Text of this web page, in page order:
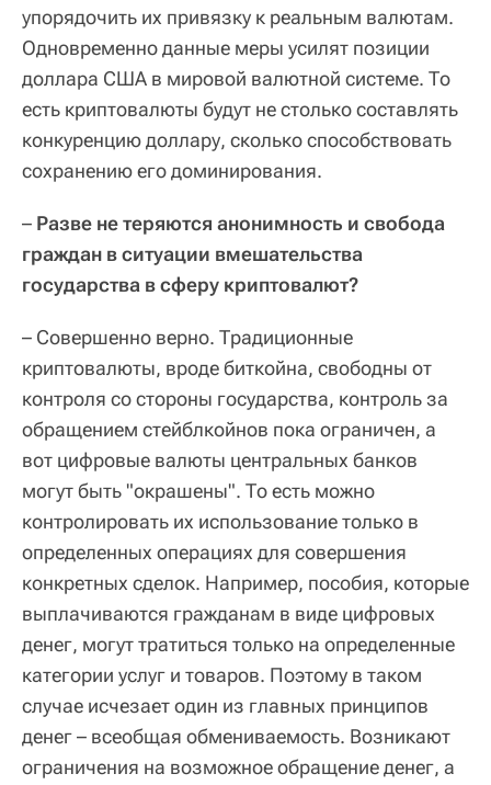
упорядочить их привязку к реальным валютам.
Одновременно данные меры усилят позиции
доллара США в мировой валютной системе. То
есть криптовалюты будут не столько составлять
конкуренцию доллару, сколько способствовать
сохранению его доминирования.
– Разве не теряются анонимность и свобода
граждан в ситуации вмешательства
государства в сферу криптовалют?
– Совершенно верно. Традиционные
криптовалюты, вроде биткойна, свободны от
контроля со стороны государства, контроль за
обращением стейблкойнов пока ограничен, а
вот цифровые валюты центральных банков
могут быть "окрашены". То есть можно
контролировать их использование только в
определенных операциях для совершения
конкретных сделок. Например, пособия, которые
выплачиваются гражданам в виде цифровых
денег, могут тратиться только на определенные
категории услуг и товаров. Поэтому в таком
случае исчезает один из главных принципов
денег – всеобщая обмениваемость. Возникают
ограничения на возможное обращение денег, а